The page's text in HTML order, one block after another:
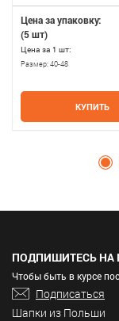
Цена за упаковку:
(5 шт)
Цена за 1 шт:
Размер:40-48
КУПИТЬ
ПОДПИШИТЕСЬ НА
Чтобы быть в курсе
Подписаться
Шапки из Польши